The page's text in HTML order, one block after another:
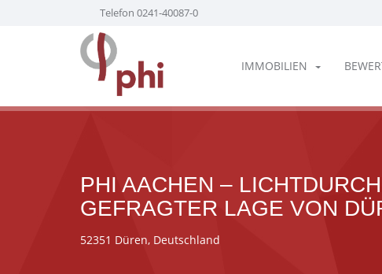
Telefon 0241-40087-0
IMMOBILIEN
PHI AACHEN –
GEFRAGTER LAGE VON
52351 Düren, Deutschland